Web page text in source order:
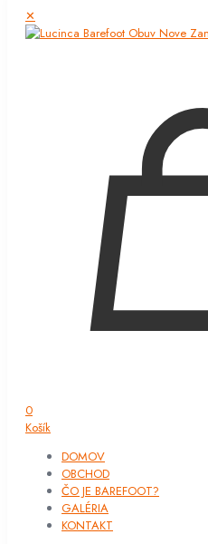
✕
0
Košík
DOMOV
OBCHOD
ČO JE BAREFOOT?
GALÉRIA
KONTAKT